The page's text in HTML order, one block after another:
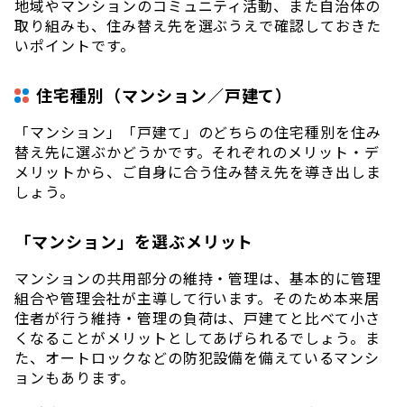
地域やマンションのコミュニティ活動、また自治体の
取り組みも、住み替え先を選ぶうえで確認しておきた
いポイントです。
住宅種別（マンション／戸建て）
「マンション」「戸建て」のどちらの住宅種別を住み
替え先に選ぶかどうかです。それぞれのメリット・デ
メリットから、ご自身に合う住み替え先を導き出しま
しょう。
「マンション」を選ぶメリット
マンションの共用部分の維持・管理は、基本的に管理
組合や管理会社が主導して行います。そのため本来居
住者が行う維持・管理の負荷は、戸建てと比べて小さ
くなることがメリットとしてあげられるでしょう。ま
た、オートロックなどの防犯設備を備えているマンシ
ョンもあります。